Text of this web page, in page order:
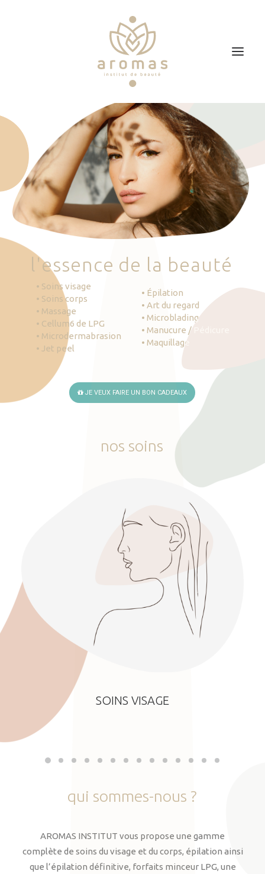
Soins
Je veux faire un bon cadeau
Plan d’accès
Prendre RDV
'essence de la beauté
• Soins visage
• Soins corps
• Massage
• Cellum6 de LPG
• Microdermabrasion
• Jet peel
• Épilation
• Art du regard
• Microblading
• Manucure / Pédicure
• Maquillage
JE VEUX FAIRE UN BON CADEAUX
nos soins
SOINS VISAGE
qui sommes-nous ?
AROMAS INSTITUT vous propose une gamme
complète de soins du visage et du corps, épilation ainsi
que l’épilation définitive, forfaits minceur LPG, une